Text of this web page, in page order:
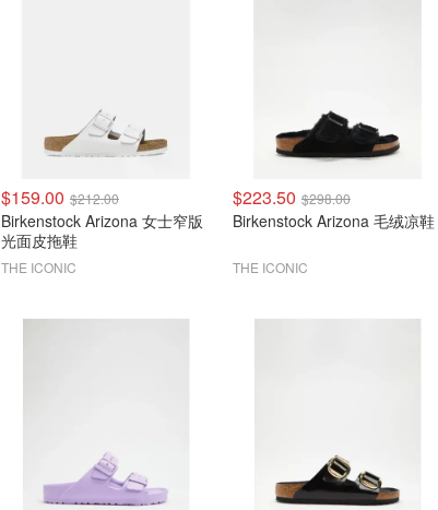
$159.00 $212.00
Birkenstock Arizona 女士窄版
光面皮拖鞋
THE ICONIC
$223.50 $298.00
Birkenstock Arizona 毛绒凉鞋
THE ICONIC